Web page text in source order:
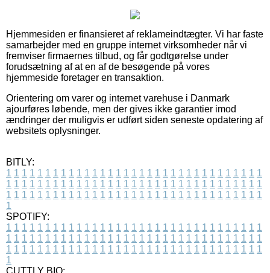
Hjemmesiden er finansieret af reklameindtægter. Vi har faste
samarbejder med en gruppe internet virksomheder når vi
fremviser firmaernes tilbud, og får godtgørelse under
forudsætning af at en af de besøgende på vores
hjemmeside foretager en transaktion.
Orientering om varer og internet varehuse i Danmark
ajourføres løbende, men der gives ikke garantier imod
ændringer der muligvis er udført siden seneste opdatering af
websitets oplysninger.
BITLY:
1 1 1 1 1 1 1 1 1 1 1 1 1 1 1 1 1 1 1 1 1 1 1 1 1 1 1 1 1 1 1 1 1
1 1 1 1 1 1 1 1 1 1 1 1 1 1 1 1 1 1 1 1 1 1 1 1 1 1 1 1 1 1 1 1 1
1 1 1 1 1 1 1 1 1 1 1 1 1 1 1 1 1 1 1 1 1 1 1 1 1 1 1 1 1 1 1 1 1
1
SPOTIFY:
1 1 1 1 1 1 1 1 1 1 1 1 1 1 1 1 1 1 1 1 1 1 1 1 1 1 1 1 1 1 1 1 1
1 1 1 1 1 1 1 1 1 1 1 1 1 1 1 1 1 1 1 1 1 1 1 1 1 1 1 1 1 1 1 1 1
1 1 1 1 1 1 1 1 1 1 1 1 1 1 1 1 1 1 1 1 1 1 1 1 1 1 1 1 1 1 1 1 1
1
CUTTLY BIO: